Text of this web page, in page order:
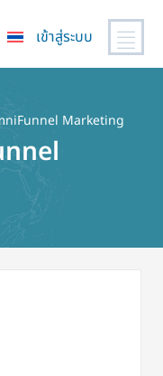
เข้าสู่ระบบ
Marketing